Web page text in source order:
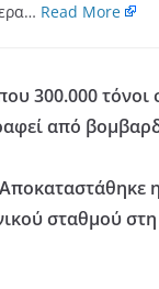
Read More
300.000
από
σταθμού στη